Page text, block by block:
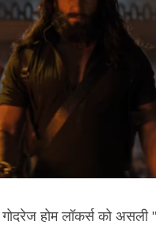
गोदरेज होम लॉकर्स को